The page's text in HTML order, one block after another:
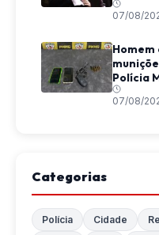
07/08/
Homem
Polícia
07/08/
Categorias
Polícia Cidade